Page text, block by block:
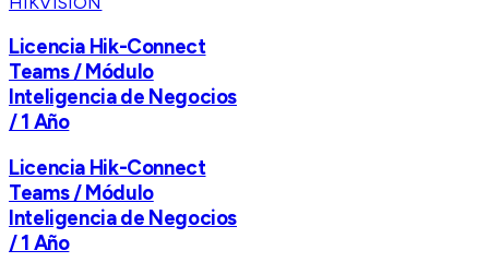
Licencia Hik-Connect
Teams / Módulo
Inteligencia de Negocios
/ 1 Año
Licencia Hik-Connect
Teams / Módulo
Inteligencia de Negocios
/ 1 Año